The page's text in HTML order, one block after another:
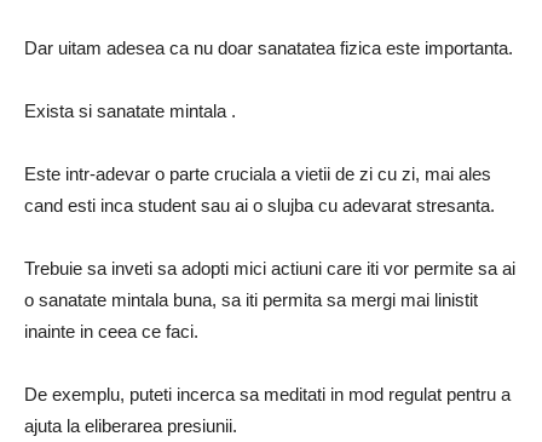
Dar uitam adesea ca nu doar sanatatea fizica este importanta.
Exista si sanatate mintala .
Este intr-adevar o parte cruciala a vietii de zi cu zi, mai ales
cand esti inca student sau ai o slujba cu adevarat stresanta.
Trebuie sa inveti sa adopti mici actiuni care iti vor permite sa ai
o sanatate mintala buna, sa iti permita sa mergi mai linistit
inainte in ceea ce faci.
De exemplu, puteti incerca sa meditati in mod regulat pentru a
ajuta la eliberarea presiunii.